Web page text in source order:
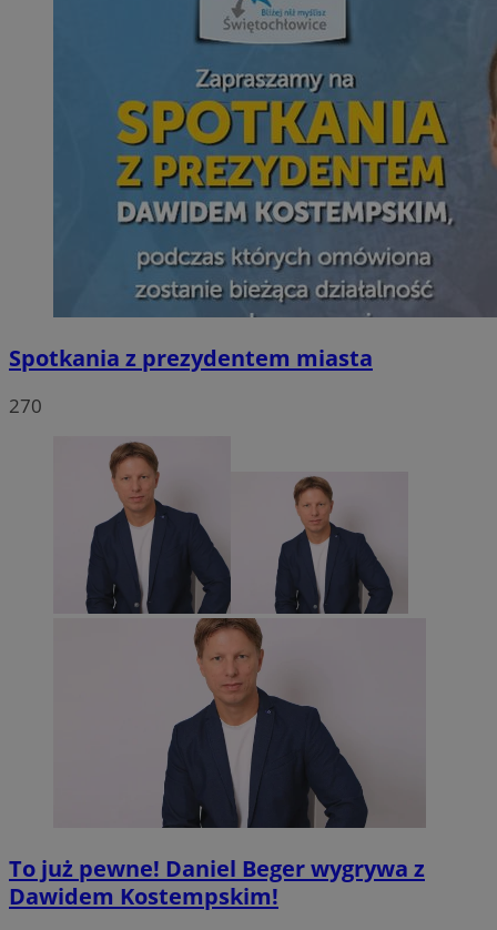
Spotkania z prezydentem miasta
270
To już pewne! Daniel Beger wygrywa z
Dawidem Kostempskim!